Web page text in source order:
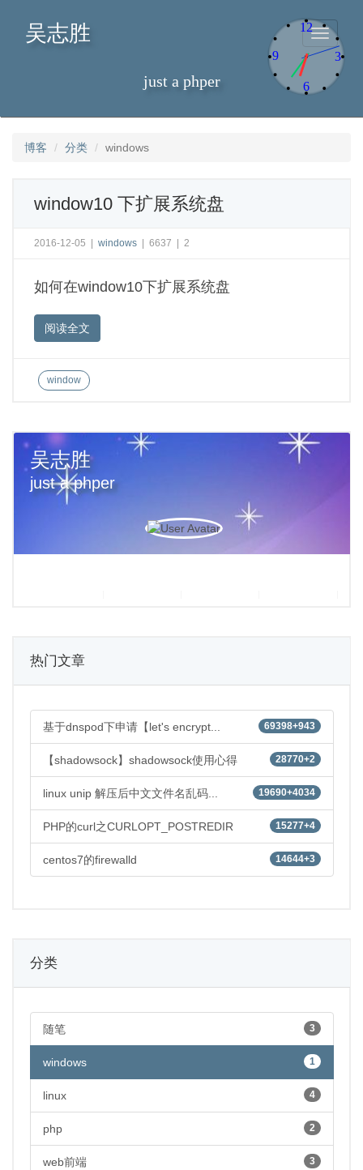
12
9
6
3
Toggle
吴志胜
just a phper
博客 分类 windows
window10 下扩展系统盘
2016-12-05 | windows | 6637 | 2
如何在window10下扩展系统盘
阅读全文
window
吴志胜
just a phper
热门文章
69398+943
基于dnspod下申请【let's encrypt...
28770+2
【shadowsock】shadowsock使用心得
19690+4034
linux unip 解压后中文文件名乱码...
15277+4
PHP的curl之CURLOPT_POSTREDIR
14644+3
centos7的firewalld
分类
随笔 3
windows 1
linux 4
php 2
web前端 3